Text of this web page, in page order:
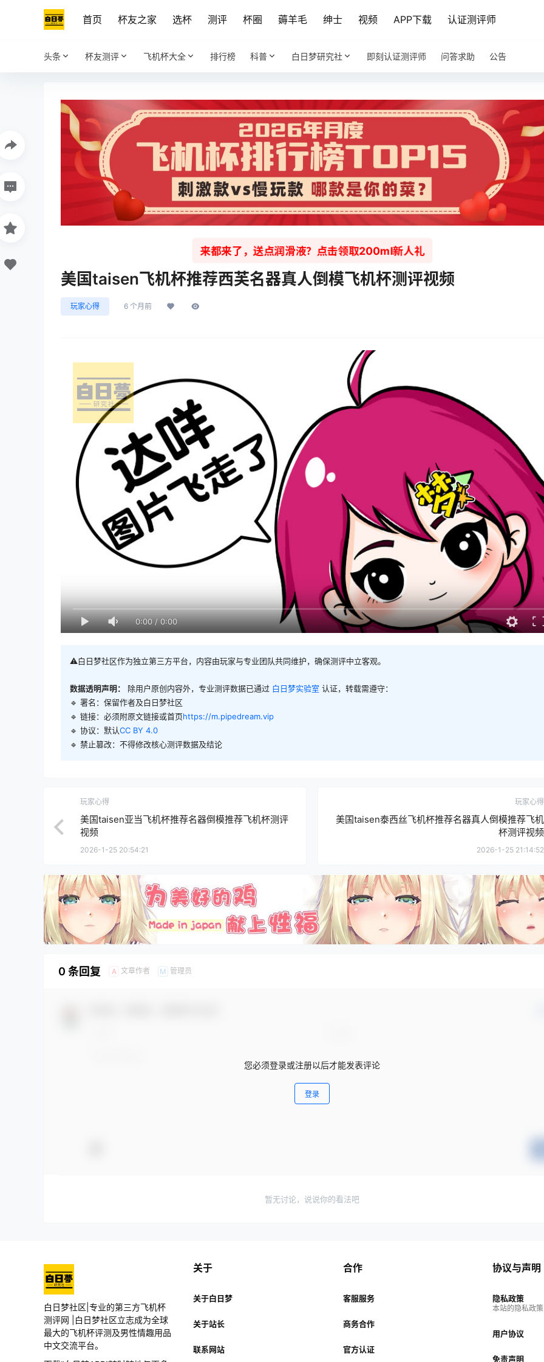
首页 杯友之家 选杯 测评 杯圈 薅羊毛 绅士 视频 APP下载 认证测评师
头条 杯友测评 飞机杯大全 排行榜 科普 白日梦研究社 即刻认证测评师 问答求助 公告
来都来了，送点润滑液？点击领取200ml新人礼
美国taisen飞机杯推荐西芙名器真人倒模飞机杯测评视频
玩家心得 6 个月前
0:00/0:00
⚠️白日梦社区作为独立第三方平台，内容由玩家与专业团队共同维护，确保测评中立客观。
数据透明声明： 除用户原创内容外，专业测评数据已通过 白日梦实验室 认证，转载需遵守：
🔹 署名：保留作者及白日梦社区
🔹 链接：必须附原文链接或首页https://m.pipedream.vip
🔹 协议：默认CC BY 4.0
🔹 禁止篡改：不得修改核心测评数据及结论
玩家心得
美国taisen亚当飞机杯推荐名器倒模推荐飞机杯测评
视频
2026-1-25 20:54:21
玩家心得
美国taisen泰西丝飞机杯推荐名器真人倒模推荐飞机
杯测评视频
2026-1-25 21:14:52
0 条回复 A 文章作者 M 管理员
您必须登录或注册以后才能发表评论
登录
暂无讨论，说说你的看法吧
白日梦社区|专业的第三方飞机杯
测评网 |白日梦社区立志成为全球
最大的飞机杯评测及男性情趣用品
中文交流平台。
关于
关于白日梦
关于站长
联系网站
合作
客服服务
商务合作
官方认证
协议与声明
隐私政策
本站的隐私政策
用户协议
免责声明